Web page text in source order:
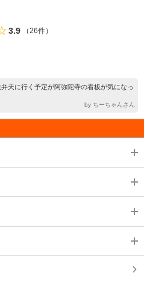
3.9
（26件）
天に行く予定が阿弥陀寺の看板が気になっ
by ちーちゃんさん